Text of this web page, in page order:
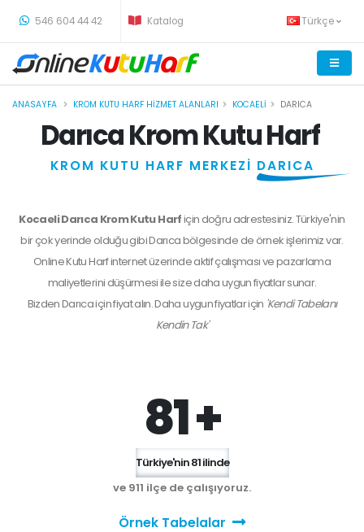
546 604 44 42 Katalog Türkçe
ANASAYFA KROM KUTU HARF HIZMET ALANLARI KOCAELI DARICA
Darıca Krom Kutu Harf
KROM KUTU HARF MERKEZİ DARICA
Kocaeli Darıca Krom Kutu Harfiçin doğru adrestesiniz. Türkiye'nin
bir çok yerinde olduğu gibi Darıca bölgesinde de örnek işlerimiz var.
Online Kutu Harf internet üzerinde aktif çalışması ve pazarlama
maliyetlerini düşürmesi ile size daha uygun fiyatlar sunar.
BizdenDarıcaiçin fiyat alın. Daha uygun fiyatlar için 'Kendi Tabelanı
Kendin Tak'
81 +
Türkiye'nin 81 ilinde
ve 911 ilçe de çalışıyoruz.
Örnek Tabelalar